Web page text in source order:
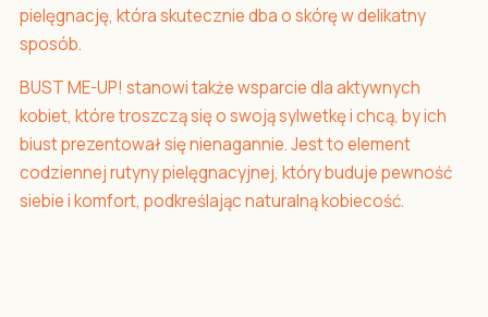
pielęgnację, która skutecznie dba o skórę w delikatny
sposób.
BUST ME-UP! stanowi także wsparcie dla aktywnych
kobiet, które troszczą się o swoją sylwetkę i chcą, by ich
biust prezentował się nienagannie. Jest to element
codziennej rutyny pielęgnacyjnej, który buduje pewność
siebie i komfort, podkreślając naturalną kobiecość.